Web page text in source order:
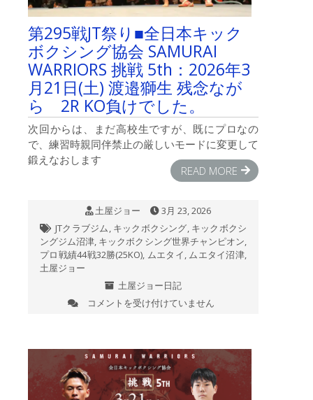
第295戦JT祭り■全日本キック
ボクシング協会 SAMURAI
WARRIORS 挑戦 5th：2026年3
月21日(土) 渡邉獅生 残念なが
ら 2R KO負けでした。
次回からは、まだ高校生ですが、既にプロなの
で、練習時親同伴禁止の厳しいモードに変更して
鍛えなおします
READ MORE
土屋ジョー
3月 23, 2026
JTクラブジム, キックボクシング, キックボクシ
ングジム沼津, キックボクシング世界チャンピオン,
プロ戦績44戦32勝(25KO), ムエタイ, ムエタイ沼津,
土屋ジョー
土屋ジョー日記
第
祭
コメントを受け付けていません